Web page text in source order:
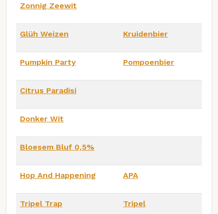
Zonnig Zeewit
Glüh Weizen Kruidenbier
Pumpkin Party Pompoenbier
Citrus Paradisi
Donker Wit
Bloesem Bluf 0,5%
Hop And Happening APA
Tripel Trap Tripel